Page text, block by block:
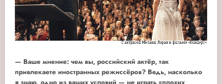
— Ваше мнение: чем вы, российский актёр, так
привлекаете иностранных режиссёров? Ведь, насколько